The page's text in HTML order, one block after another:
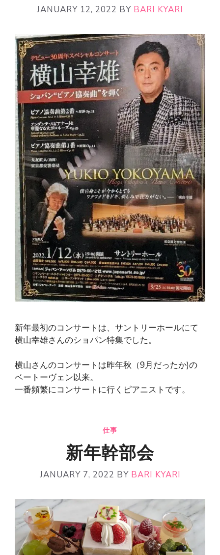
JANUARY 12, 2022 BY BARI KYARI
新年最初のコンサートは、サントリーホールにて
横山幸雄さんのショパン特集でした。
横山さんのコンサートは昨年秋（9月だったか)の
ベートーヴェン以来。
一番頻繁にコンサートに行くピアニストです。
仕事
新年幹部会
JANUARY 7, 2022 BY BARI KYARI